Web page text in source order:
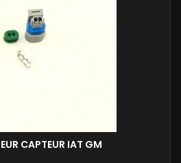
CAPTEUR IAT GM